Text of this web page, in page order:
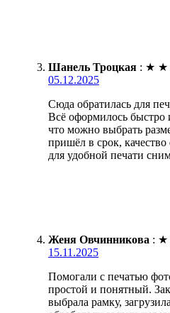
Шанель Троцкая : ★ ★
05.12.2025
Сюда обратилась для
Всё оформилось быстро
что можно выбрать
пришёл в срок,
для удобной печати
Женя Овчинникова : ★
15.11.2025
Помогали с печатью
простой и понятный.
выбрала рамку,